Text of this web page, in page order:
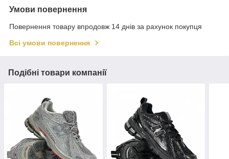
Умови повернення
Повернення товару впродовж 14 днів за рахунок покупця
Всі умови повернення
Подібні товари компанії